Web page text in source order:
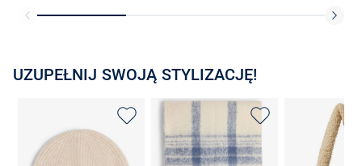
UZUPEŁNIJ SWOJĄ STYLIZACJĘ!